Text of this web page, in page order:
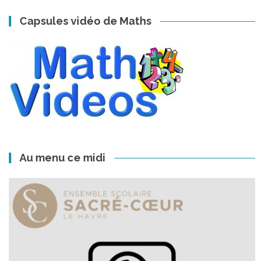
Capsules vidéo de Maths
Au menu ce midi